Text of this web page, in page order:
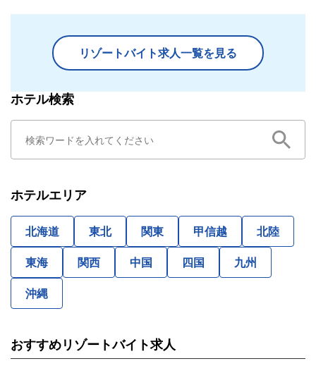
リゾートバイト求人一覧を見る
ホテル検索
ホテルエリア
北海道 東北 関東 甲信越
北陸
東海
関西 中国 四国
九州
沖縄
おすすめリゾートバイト求人